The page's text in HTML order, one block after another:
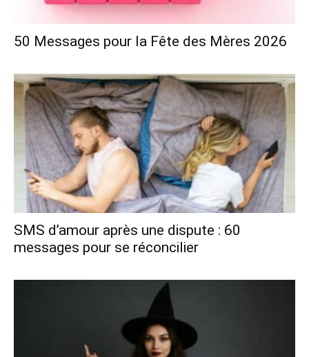
50 Messages pour la Fête des Mères 2026
SMS d’amour après une dispute : 60
messages pour se réconcilier